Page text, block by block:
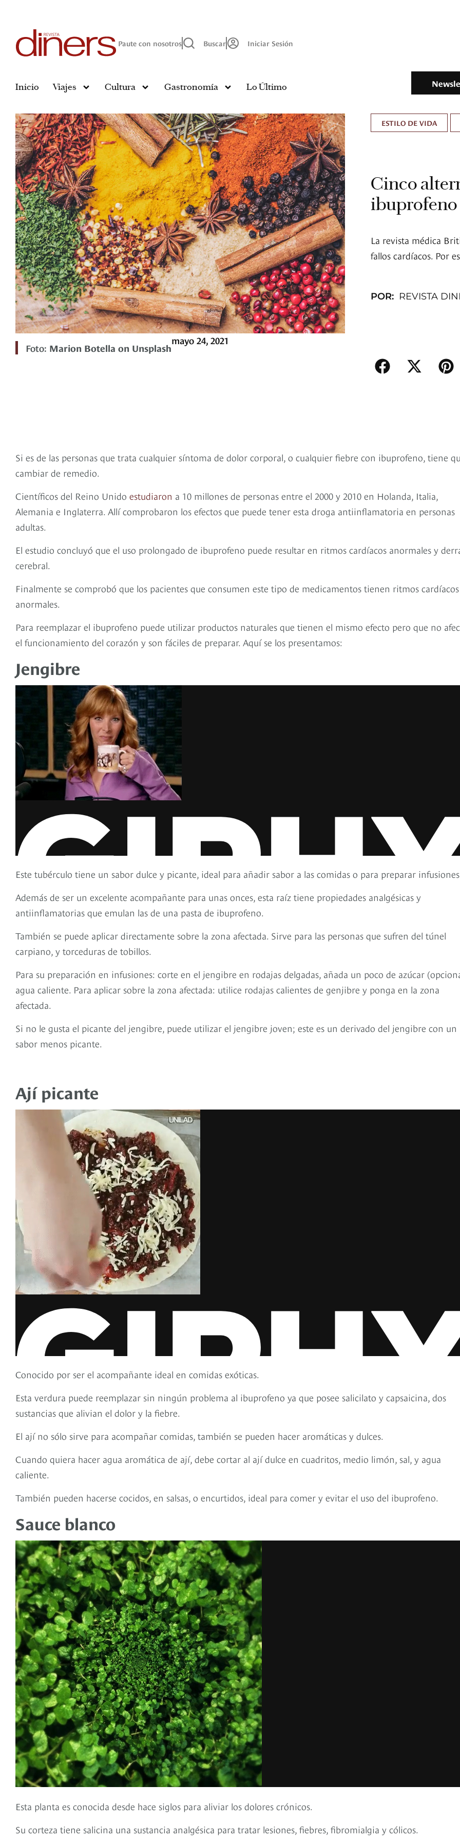
Paute con nosotros Buscar Iniciar Sesión
Inicio Viajes Cultura Gastronomía Lo Último
Foto: Marion Botella on Unsplash
mayo 24, 2021
ESTILO DE VIDA
Cinco
ibuprofeno
La revista médica
fallos cardíacos. Por
POR: REVISTA
Si es de las personas que trata cualquier síntoma de dolor corporal, o cualquier fiebre con ibuprofeno, tiene
cambiar de remedio.
Científicos del Reino Unido estudiaron a 10 millones de personas entre el 2000 y 2010 en Holanda, Italia,
Alemania e Inglaterra. Allí comprobaron los efectos que puede tener esta droga antiinflamatoria en personas
adultas.
El estudio concluyó que el uso prolongado de ibuprofeno puede resultar en ritmos cardíacos anormales y
cerebral.
Finalmente se comprobó que los pacientes que consumen este tipo de medicamentos tienen ritmos cardíacos
anormales.
Para reemplazar el ibuprofeno puede utilizar productos naturales que tienen el mismo efecto pero que no
el funcionamiento del corazón y son fáciles de preparar. Aquí se los presentamos:
Jengibre
Este tubérculo tiene un sabor dulce y picante, ideal para añadir sabor a las comidas o para preparar
Además de ser un excelente acompañante para unas onces, esta raíz tiene propiedades analgésicas y
antiinflamatorias que emulan las de una pasta de ibuprofeno.
También se puede aplicar directamente sobre la zona afectada. Sirve para las personas que sufren del túnel
carpiano, y torceduras de tobillos.
Para su preparación en infusiones: corte en el jengibre en rodajas delgadas, añada un poco de azúcar
agua caliente. Para aplicar sobre la zona afectada: utilice rodajas calientes de genjibre y ponga en la zona
afectada.
Si no le gusta el picante del jengibre, puede utilizar el jengibre joven; este es un derivado del jengibre con un
sabor menos picante.
Ají picante
Conocido por ser el acompañante ideal en comidas exóticas.
Esta verdura puede reemplazar sin ningún problema al ibuprofeno ya que posee salicilato y capsaicina, dos
sustancias que alivian el dolor y la fiebre.
El ají no sólo sirve para acompañar comidas, también se pueden hacer aromáticas y dulces.
Cuando quiera hacer agua aromática de ají, debe cortar al ají dulce en cuadritos, medio limón, sal, y agua
caliente.
También pueden hacerse cocidos, en salsas, o encurtidos, ideal para comer y evitar el uso del ibuprofeno.
Sauce blanco
Esta planta es conocida desde hace siglos para aliviar los dolores crónicos.
Su corteza tiene salicina una sustancia analgésica para tratar lesiones, fiebres, fibromialgia y cólicos.